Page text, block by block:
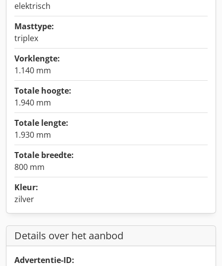
elektrisch
Masttype:
triplex
Vorklengte:
1.140 mm
Totale hoogte:
1.940 mm
Totale lengte:
1.930 mm
Totale breedte:
800 mm
Kleur:
zilver
Details over het aanbod
Advertentie-ID: